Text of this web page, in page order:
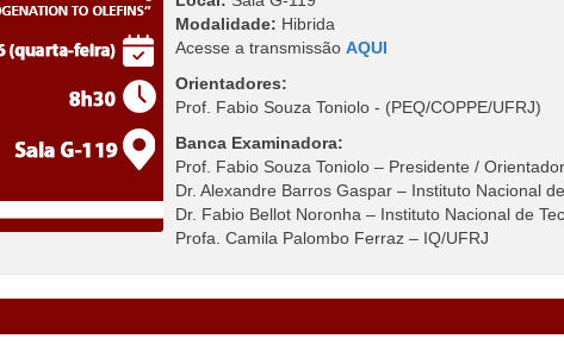
Modalidade: Hibrida
Acesse a transmissão AQUI
Orientadores:
Prof. Fabio Souza Toniolo - (PEQ/COPPE/UFRJ)
Banca Examinadora:
Prof. Fabio Souza Toniolo – Presidente /
Dr. Alexandre Barros Gaspar – Instituto Nacional
Dr. Fabio Bellot Noronha – Instituto Nacional de
Profa. Camila Palombo Ferraz – IQ/UFRJ